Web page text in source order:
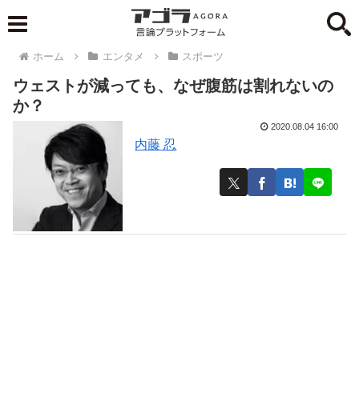
ホーム エンタメ スポーツ
ウェストが減っても、なぜ腹筋は割れないの
か？
内藤 忍
2020.08.04 16:00